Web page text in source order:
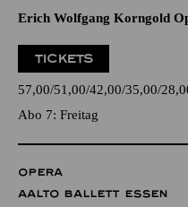
Erich Wolfgang Korngold
TICKETS
57,00 51,00 42,00 35,00
Abo 7: Freitag
OPERA
AALTO BALLETT ESSEN